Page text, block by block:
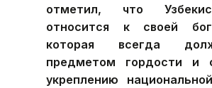
отметил, что
относится к своей
которая всегда
предметом гордости и
укреплению